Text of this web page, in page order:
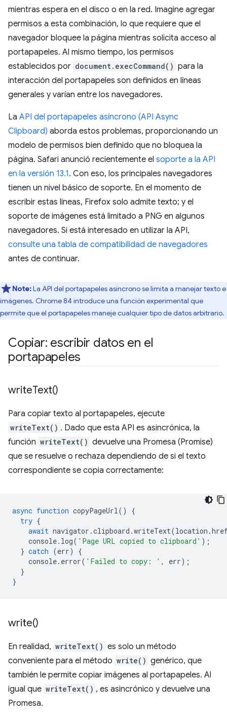
mientras espera en el disco o en la red. Imagine agregar
permisos a esta combinación, lo que requiere que el
navegador bloquee la página mientras solicita acceso al
portapapeles. Al mismo tiempo, los permisos
establecidos por document.execCommand() para la
interacción del portapapeles son definidos en líneas
generales y varían entre los navegadores.
La API del portapapeles asíncrono (API Async
Clipboard) aborda estos problemas, proporcionando un
modelo de permisos bien definido que no bloquea la
página. Safari anunció recientemente el soporte a la API
en la versión 13.1. Con eso, los principales navegadores
tienen un nivel básico de soporte. En el momento de
escribir estas líneas, Firefox solo admite texto; y el
soporte de imágenes está limitado a PNG en algunos
navegadores. Si está interesado en utilizar la API,
consulte una tabla de compatibilidad de navegadores
antes de continuar.
Note:La API del portapapeles asíncrono se limita a manejar texto e
imágenes. Chrome 84 introduce una función experimental que
permite que el portapapeles maneje cualquier tipo de datos arbitrario.
Copiar: escribir datos en el
portapapeles
writeText()
Para copiar texto al portapapeles, ejecute
writeText() . Dado que esta API es asincrónica, la
función writeText() devuelve una Promesa (Promise)
que se resuelve o rechaza dependiendo de si el texto
correspondiente se copia correctamente:
async function copyPageUrl()
{
try {
await navigator .clipboard .writeText(location .
console. log( 'Page URL copied to clipboard' );
} catch (err)
{
console. error( 'Failed to copy: ' , err);
}
}
write()
En realidad, writeText() es solo un método
conveniente para el método write() genérico, que
también le permite copiar imágenes al portapapeles. Al
igual que writeText() , es asincrónico y devuelve una
Promesa.